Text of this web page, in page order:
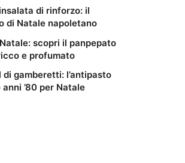
di rinforzo: il
di Natale napoletano
scopri il panpepato
e profumato
gamberetti: l’antipasto
’80 per Natale